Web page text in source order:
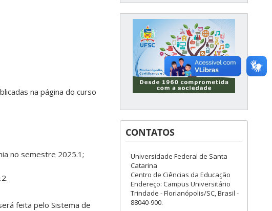
na página do curso
no semestre 2025.1;
feita pelo Sistema de
CONTATOS
Universidade Federal de Santa
Catarina
Centro de Ciências da Educação
Endereço: Campus Universitário
Trindade - Florianópolis/SC, Brasil -
88040-900.